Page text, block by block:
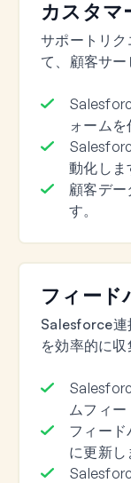
カスタマ
サポートリ
て、顧客サー
ォームを
動化しま
顧客デー
す。
フィード
Salesforce連
を効率的に収
ムフィー
フィー
に更新し